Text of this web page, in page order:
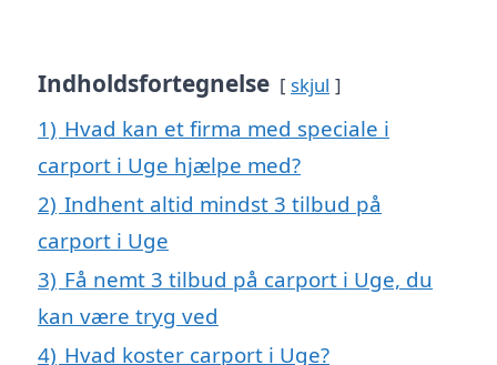
Indholdsfortegnelse skjul
1) Hvad kan et firma med speciale i
carport i Uge hjælpe med?
2) Indhent altid mindst 3 tilbud på
carport i Uge
3) Få nemt 3 tilbud på carport i Uge, du
kan være tryg ved
4) Hvad koster carport i Uge?